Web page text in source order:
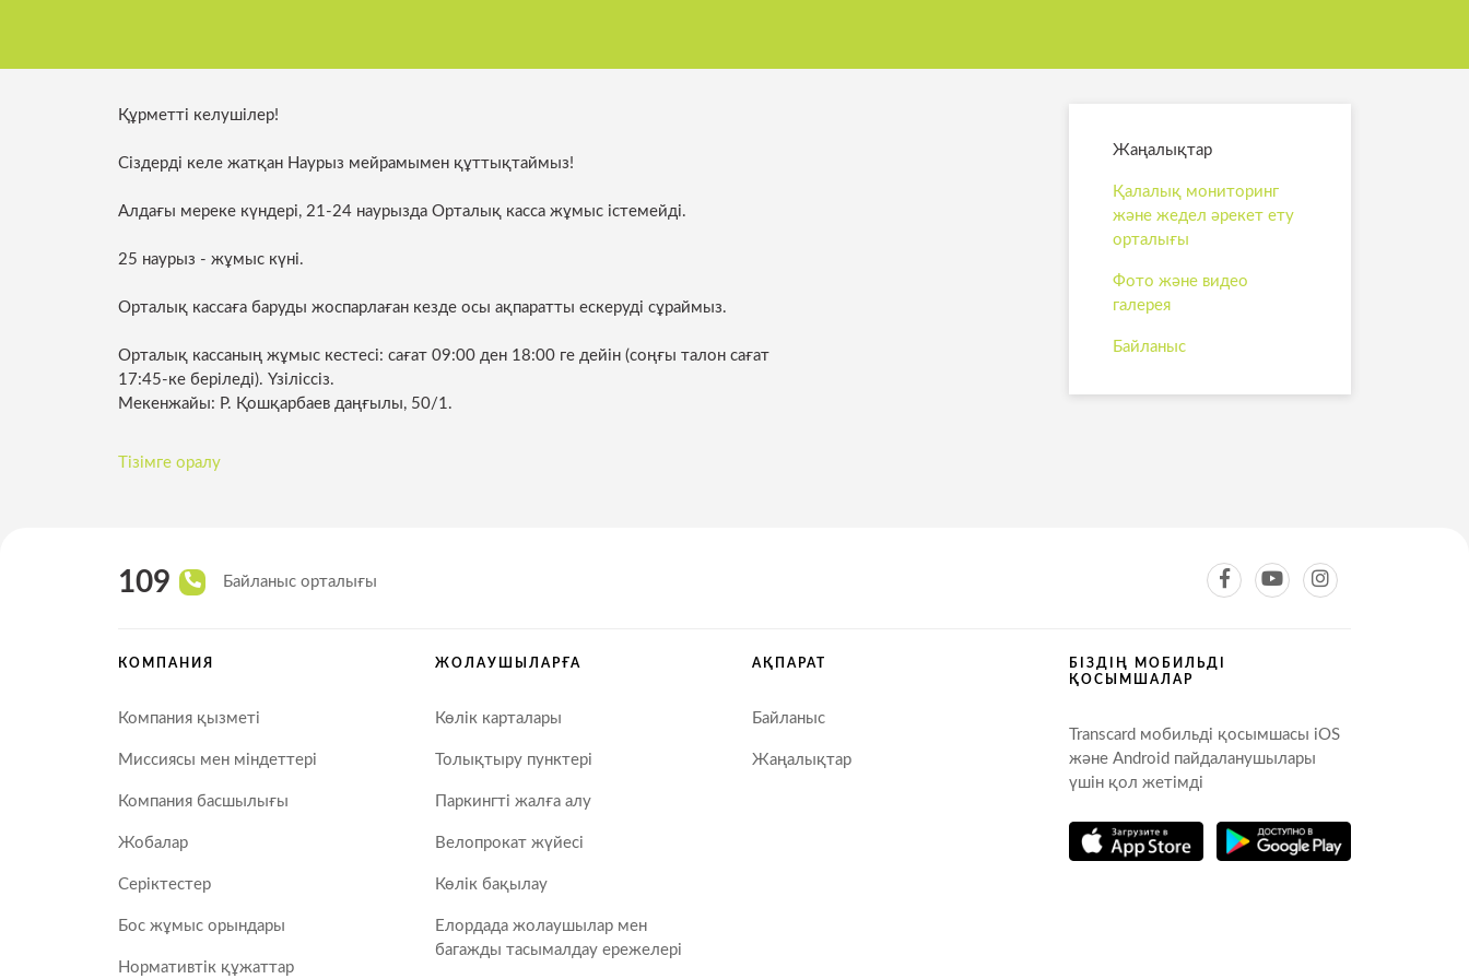
Құрметті келушілер!
Сіздерді келе жатқан Наурыз мейрамымен құттықтаймыз!
Алдағы мереке күндері, 21-24 наурызда Орталық касса жұмыс істемейді.
25 наурыз - жұмыс күні.
Орталық кассаға баруды жоспарлаған кезде осы ақпаратты ескеруді сұраймыз.
Орталық кассаның жұмыс кестесі: сағат 09:00 ден 18:00 ге дейін (соңғы талон сағат
17:45-ке беріледі). Үзіліссіз.
Мекенжайы: Р. Қошқарбаев даңғылы, 50/1.
Тізімге оралу
Жаңалықтар
Қалалық мониторинг
және жедел әрекет ету
орталығы
Фото және видео
галерея
Байланыс
109 Байланыс орталығы
КОМПАНИЯ
Компания қызметі
Миссиясы мен міндеттері
Компания басшылығы
Жобалар
Серіктестер
Бос жұмыс орындары
Нормативтік құжаттар
ЖОЛАУШЫЛАРҒА
Көлік карталары
Толықтыру пунктері
Паркингті жалға алу
Велопрокат жүйесі
Көлік бақылау
Елордада жолаушылар мен
багажды тасымалдау ережелері
АҚПАРАТ
Байланыс
Жаңалықтар
БІЗДІҢ МОБИЛЬДІ
ҚОСЫМШАЛАР
Transcard мобильді қосымшасы iOS
және Android пайдаланушылары
үшін қол жетімді
Паркингтер
жүйесі
Әлеуетті инвесторларға
Ынтымақтастық